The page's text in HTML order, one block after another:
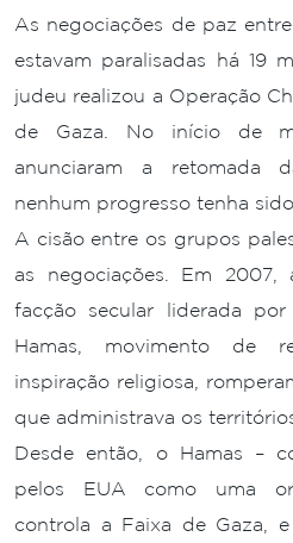
As negociações de paz
estavam paralisadas há 19
judeu realizou a Operação
de Gaza. No início de
anunciaram a retomada
nenhum progresso tenha
A cisão entre os grupos
as negociações. Em 2007,
facção secular liderada
Hamas, movimento de
inspiração religiosa,
que administrava os
Desde então, o Hamas –
pelos EUA como uma
controla a Faixa de Gaza,